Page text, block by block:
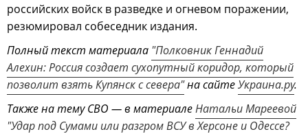
российских войск в разведке и огневом поражении,
резюмировал собеседник издания.
Полный текст материала "Полковник Геннадий
Алехин: Россия создает сухопутный коридор, который
позволит взять Купянск с севера"на сайтеУкраина.ру.
Также на тему СВО — в материалеНатальи Мареевой
"Удар под Сумами или разгром ВСУ в Херсоне и Одессе?